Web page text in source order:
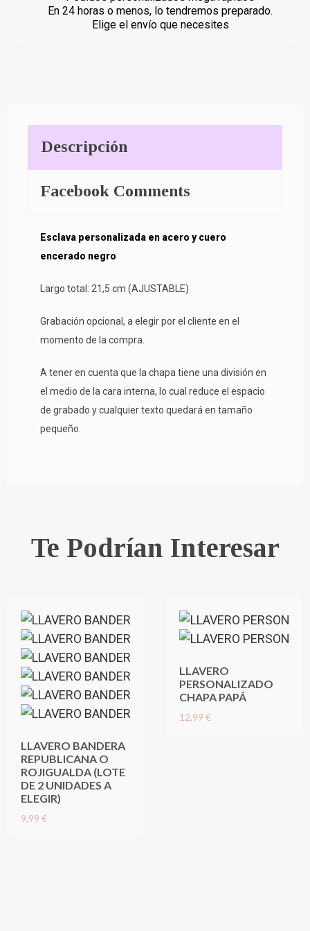
En 24 horas o menos, lo tendremos preparado.
Elige el envío que necesites
Descripción
Facebook Comments
Esclava personalizada en acero y cuero
encerado negro
Largo total: 21,5 cm (AJUSTABLE)
Grabación opcional, a elegir por el cliente en el
momento de la compra.
A tener en cuenta que la chapa tiene una división en
el medio de la cara interna, lo cual reduce el espacio
de grabado y cualquier texto quedará en tamaño
pequeño.
Te Podrían Interesar
LLAVERO BANDERA
REPUBLICANA O
ROJIGUALDA (LOTE
DE 2 UNIDADES A
ELEGIR)
9,99 €
LLAVERO
PERSONALIZADO
CHAPA PAPÁ
12,99 €